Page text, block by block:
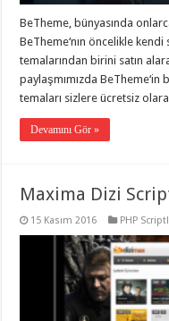
organizasyon,
gaziantep
organizasyon ,
gaziantep
palyaço,
twitter
takipçi
hilesi,
twitter
takipçi
hilesi,
BeTheme, bünyasında
BeTheme‘nın öncelikle
temalarından birini satın
paylaşmımızda
temaları sizlere ücretsiz
Devamını Gör »
Maxima Dizi
15 Kasım 2016 PHP